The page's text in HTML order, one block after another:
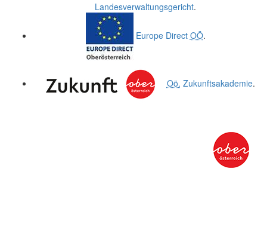
Landesverwaltungsgericht.
Europe Direct OÖ.
Oö. Zukunftsakademie.